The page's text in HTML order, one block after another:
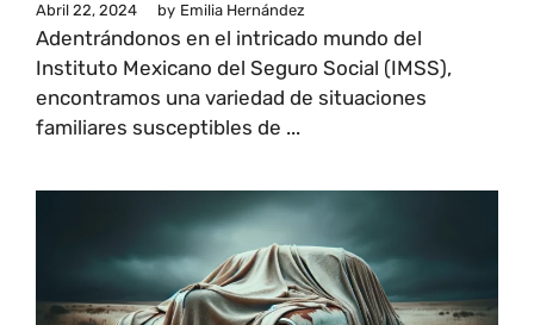
Abril 22, 2024 by Emilia Hernández
Adentrándonos en el intricado mundo del
Instituto Mexicano del Seguro Social (IMSS),
encontramos una variedad de situaciones
familiares susceptibles de ...